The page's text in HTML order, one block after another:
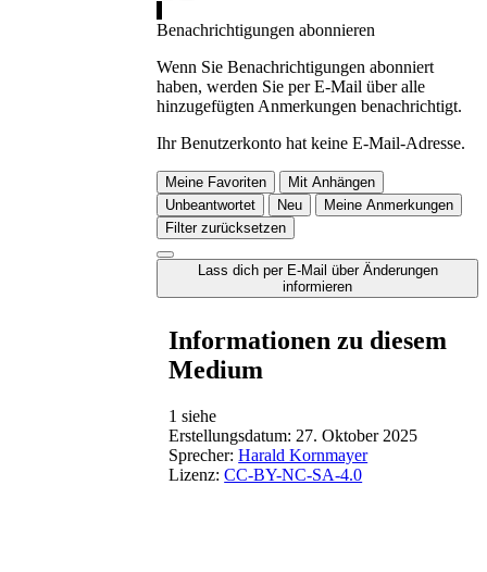
Benachrichtigungen abonnieren
Wenn Sie Benachrichtigungen abonniert
haben, werden Sie per E-Mail über alle
hinzugefügten Anmerkungen benachrichtigt.
Ihr Benutzerkonto hat keine E-Mail-Adresse.
Meine Favoriten
Mit Anhängen
Unbeantwortet
Neu
Meine Anmerkungen
Filter zurücksetzen
Lass dich per E-Mail über Änderungen
informieren
Informationen zu diesem
Medium
1 siehe
Erstellungsdatum: 27. Oktober 2025
Sprecher: Harald Kornmayer
Lizenz: CC-BY-NC-SA-4.0